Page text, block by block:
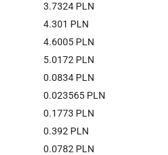
3.7324 PLN
4.301 PLN
4.6005 PLN
5.0172 PLN
0.0834 PLN
0.023565 PLN
0.1773 PLN
0.392 PLN
0.0782 PLN